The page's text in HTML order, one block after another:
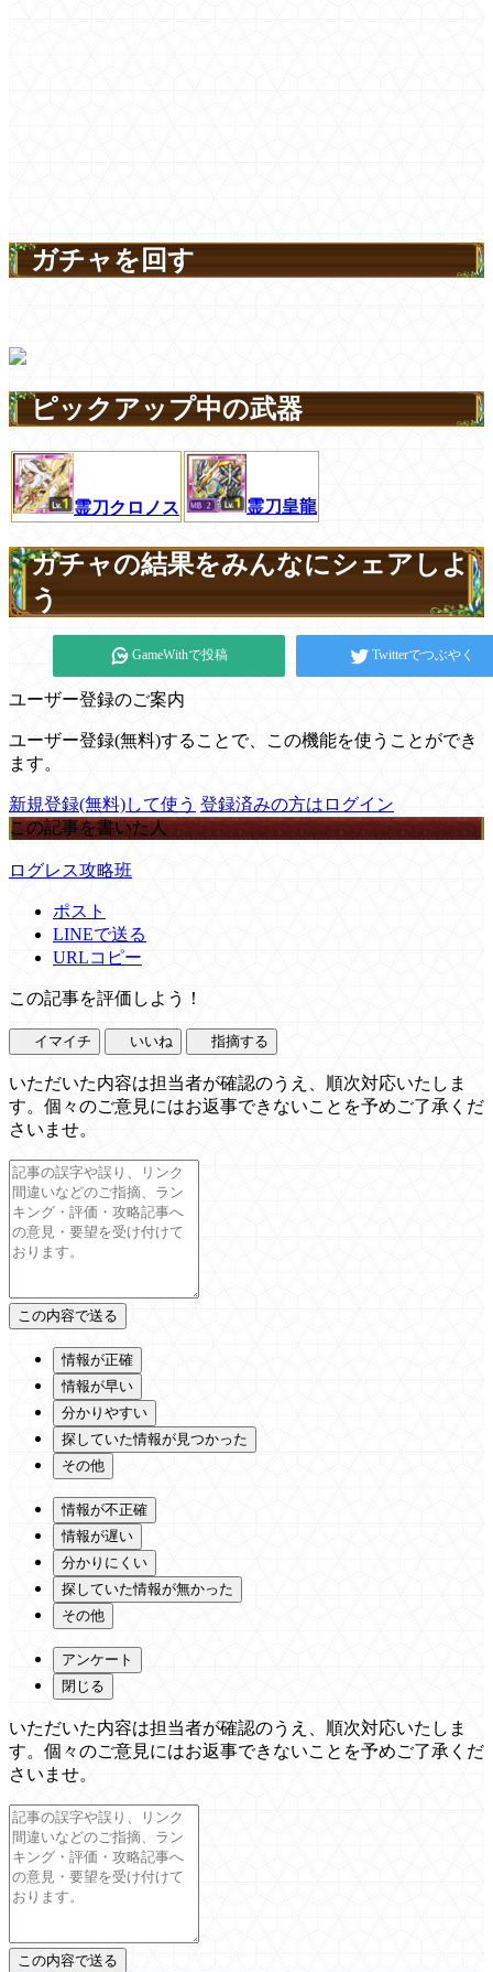
ガチャを回す
ピックアップ中の武器
霊刀クロノス 霊刀皇龍
ガチャの結果をみんなにシェアしよ
う
GameWithで投稿 Twitterでつぶやく
ユーザー登録のご案内
ユーザー登録(無料)することで、この機能を使うことができ
ます。
新規登録(無料)して使う 登録済みの方はログイン
この記事を書いた人
ログレス攻略班
ポスト
LINEで送る
URLコピー
この記事を評価しよう！
イマイチ いいね 指摘する
いただいた内容は担当者が確認のうえ、順次対応いたしま
す。個々のご意見にはお返事できないことを予めご了承くだ
さいませ。
情報が正確
情報が早い
分かりやすい
探していた情報が見つかった
その他
情報が不正確
情報が遅い
分かりにくい
探していた情報が無かった
その他
アンケート
閉じる
いただいた内容は担当者が確認のうえ、順次対応いたしま
す。個々のご意見にはお返事できないことを予めご了承くだ
さいませ。